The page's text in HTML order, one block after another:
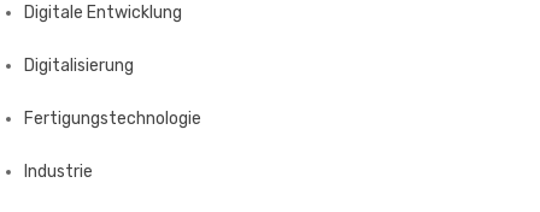
Digitale Entwicklung
Digitalisierung
Fertigungstechnologie
Industrie